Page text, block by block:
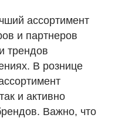
ассортимент
и партнеров
трендов
В рознице
и активно
Важно, что